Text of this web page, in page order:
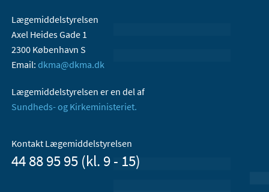
Lægemiddelstyrelsen
Axel Heides Gade 1
2300 København S
Email: dkma@dkma.dk
Lægemiddelstyrelsen er en del af
Sundheds- og Kirkeministeriet.
Kontakt Lægemiddelstyrelsen
44 88 95 95 (kl. 9 - 15)